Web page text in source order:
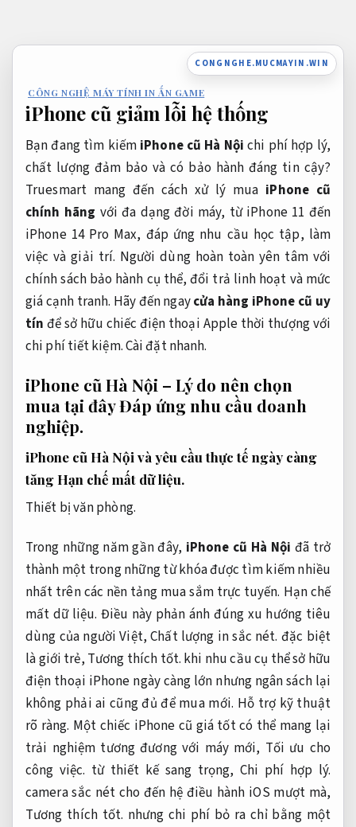
nội
CONGNGHE.MUCMAYIN.WIN
CÔNG NGHỆ MÁY TÍNH IN ẤN GAME
iPhone cũ giảm lỗi hệ thống
Bạn đang tìm kiếmiPhone cũ Hà Nộichi phí hợp lý,
chất lượng đảm bảo và có bảo hành đáng tin cậy?
Truesmart mang đến cách xử lý mua iPhone cũ
chính hãng với đa dạng đời máy, từ iPhone 11 đến
iPhone 14 Pro Max, đáp ứng nhu cầu học tập, làm
việc và giải trí. Người dùng hoàn toàn yên tâm với
chính sách bảo hành cụ thể, đổi trả linh hoạt và mức
giá cạnh tranh. Hãy đến ngaycửa hàng iPhone cũ uy
tín để sở hữu chiếc điện thoại Apple thời thượng với
chi phí tiết kiệm.Cài đặt nhanh.
iPhone cũ Hà Nội – Lý do nên chọn
mua tại đâyĐáp ứng nhu cầu doanh
nghiệp.
iPhone cũ Hà Nội và yêu cầu thực tế ngày càng
tăng Hạn chế mất dữ liệu.
Thiết bị văn phòng.
Trong những năm gần đây, iPhone cũ Hà Nội đã trở
thành một trong những từ khóa được tìm kiếm nhiều
nhất trên các nền tảng mua sắm trực tuyến. Hạn chế
mất dữ liệu. Điều này phản ánh đúng xu hướng tiêu
dùng của người Việt,Chất lượng in sắc nét. đặc biệt
là giới trẻ, Tương thích tốt. khi nhu cầu cụ thể sở hữu
điện thoại iPhone ngày càng lớn nhưng ngân sách lại
không phải ai cũng đủ để mua mới. Hỗ trợ kỹ thuật
rõ ràng. Một chiếc iPhone cũ giá tốt có thể mang lại
trải nghiệm tương đương với máy mới, Tối ưu cho
công việc. từ thiết kế sang trọng, Chi phí hợp lý.
camera sắc nét cho đến hệ điều hành iOS mượt mà,
Tương thích tốt. nhưng chi phí bỏ ra chỉ bằng một